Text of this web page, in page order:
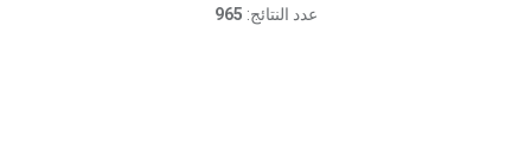
عدد النتائج: 965